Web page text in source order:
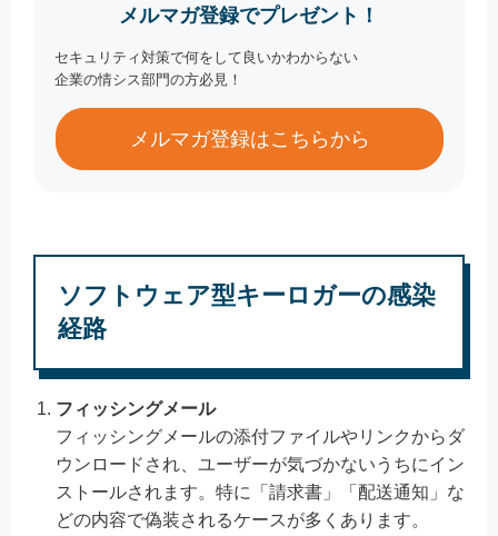
メルマガ登録でプレゼント！
セキュリティ対策で何をして良いかわからない
企業の情シス部門の方必見！
メルマガ登録はこちらから
ソフトウェア型キーロガーの感染
経路
フィッシングメール
フィッシングメールの添付ファイルやリンクからダ
ウンロードされ、ユーザーが気づかないうちにイン
ストールされます。特に「請求書」「配送通知」な
どの内容で偽装されるケースが多くあります。